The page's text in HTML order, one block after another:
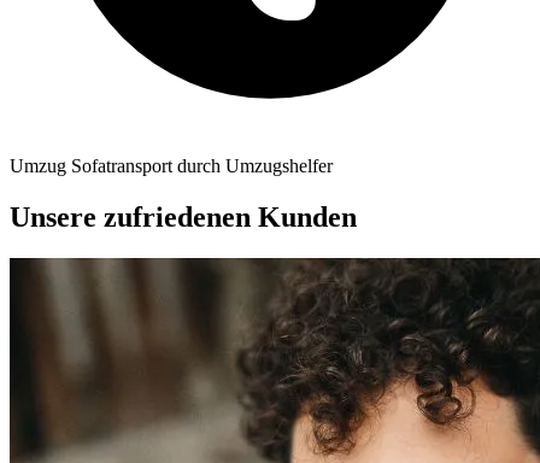
Umzug Sofatransport durch Umzugshelfer
Unsere zufriedenen Kunden